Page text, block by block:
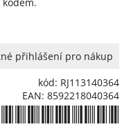
přihlášení pro nákup
kód: RJ113140364
EAN: 8592218040364